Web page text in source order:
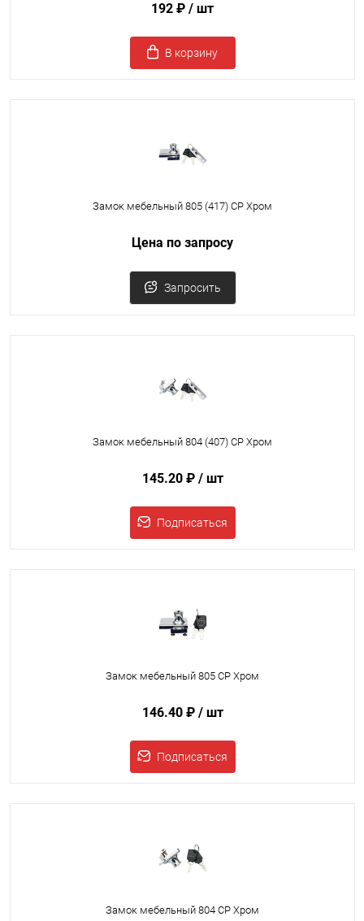
192 ₽ / шт
В корзину
Замок мебельный 805 (417) CP Хром
Цена по запросу
Запросить
Замок мебельный 804 (407) CP Хром
145.20 ₽ / шт
Подписаться
Замок мебельный 805 CP Хром
146.40 ₽ / шт
Подписаться
Замок мебельный 804 CP Хром